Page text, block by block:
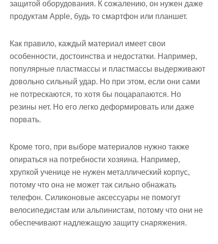
защитой оборудования. К сожалению, он нужен даже
продуктам Apple, будь то смартфон или планшет.
Как правило, каждый материал имеет свои
особенности, достоинства и недостатки. Например,
популярные пластмассы и пластмассы выдерживают
довольно сильный удар. Но при этом, если они сами
не потрескаются, то хотя бы поцарапаются. Но
резины нет. Но его легко деформировать или даже
порвать.
Кроме того, при выборе материалов нужно также
опираться на потребности хозяина. Например,
хрупкой ученице не нужен металлический корпус,
потому что она не может так сильно обнажать
телефон. Силиконовые аксессуары не помогут
велосипедистам или альпинистам, потому что они не
обеспечивают надлежащую защиту снаряжения.